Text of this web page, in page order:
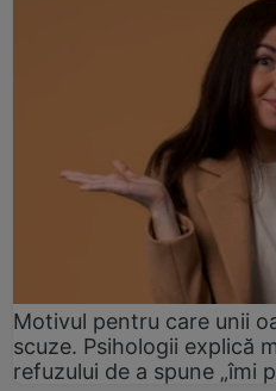
Motivul pentru care unii
scuze. Psihologii explică
refuzului de a spune „îmi